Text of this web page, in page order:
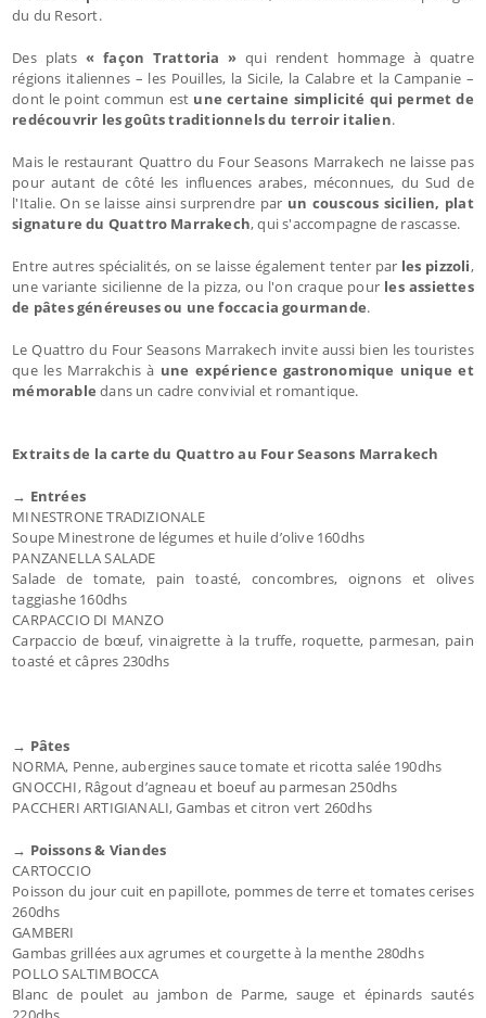
du du Resort.
Des plats « façon Trattoria »qui rendent hommage à quatre
régions italiennes – les Pouilles, la Sicile, la Calabre et la Campanie –
dont le point commun est une certaine simplicité qui permet de
redécouvrir les goûts traditionnels du terroir italien.
Mais le restaurant Quattro du Four Seasons Marrakech ne laisse pas
pour autant de côté les influences arabes, méconnues, du Sud de
l'Italie. On se laisse ainsi surprendre par un couscous sicilien, plat
signature du Quattro Marrakech, qui s'accompagne de rascasse.
Entre autres spécialités, on se laisse également tenter par les pizzoli,
une variante sicilienne de la pizza, ou l'on craque pour les assiettes
de pâtes généreuses ou une foccacia gourmande.
Le Quattro du Four Seasons Marrakech invite aussi bien les touristes
que les Marrakchis à une expérience gastronomique unique et
mémorabledans un cadre convivial et romantique.
Extraits de la carte du Quattro au Four Seasons Marrakech
→ Entrées
MINESTRONE TRADIZIONALE
Soupe Minestrone de légumes et huile d’olive 160dhs
PANZANELLA SALADE
Salade de tomate, pain toasté, concombres, oignons et olives
taggiashe 160dhs
CARPACCIO DI MANZO
Carpaccio de bœuf, vinaigrette à la truffe, roquette, parmesan, pain
toasté et câpres 230dhs
→ Pâtes
NORMA, Penne, aubergines sauce tomate et ricotta salée 190dhs
GNOCCHI, Râgout d’agneau et boeuf au parmesan 250dhs
PACCHERI ARTIGIANALI, Gambas et citron vert 260dhs
→ Poissons & Viandes
CARTOCCIO
Poisson du jour cuit en papillote, pommes de terre et tomates cerises
260dhs
GAMBERI
Gambas grillées aux agrumes et courgette à la menthe 280dhs
POLLO SALTIMBOCCA
Blanc de poulet au jambon de Parme, sauge et épinards sautés